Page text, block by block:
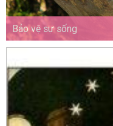
Bảo vệ sự sống